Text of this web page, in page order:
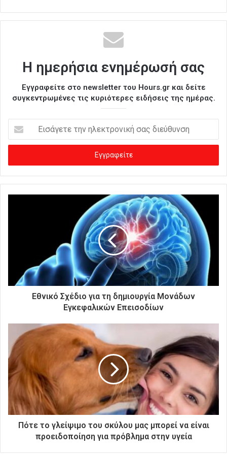
Η ημερήσια ενημέρωσή σας
Εγγραφείτε στο newsletter του Hours.gr και δείτε
συγκεντρωμένες τις κυριότερες ειδήσεις της ημέρας.
σ
γ
ε
ή
σ
α
ς
δ
ε
Εθνικό Σχέδιο για τη δημιουργία Μονάδων
Εγκεφαλικών Επεισοδίων
Πότε το γλείψιμο του σκύλου μας μπορεί να είναι
προειδοποίηση για πρόβλημα στην υγεία